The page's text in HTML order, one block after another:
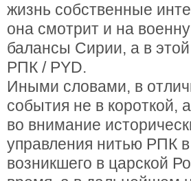
жизнь собственные
она смотрит и на
балансы Сирии, а в этой
РПК / PYD.
Иными словами, в
события не в короткой,
во внимание
управления нитью РПК в
возникшего в царской